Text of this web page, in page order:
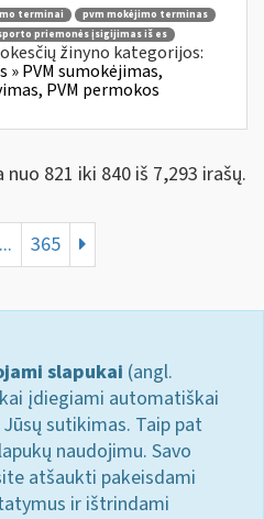
terminai
pvm mokėjimo terminas
priemonės įsigijimas iš es
žinyno kategorijos:
PVM sumokėjimas,
PVM permokos
nuo 821 iki 840 iš 7,293 irašų.
... 365
slapukai (angl.
įdiegiami automatiškai
sutikimas. Taip pat
naudojimu. Savo
atšaukti pakeisdami
ir ištrindami